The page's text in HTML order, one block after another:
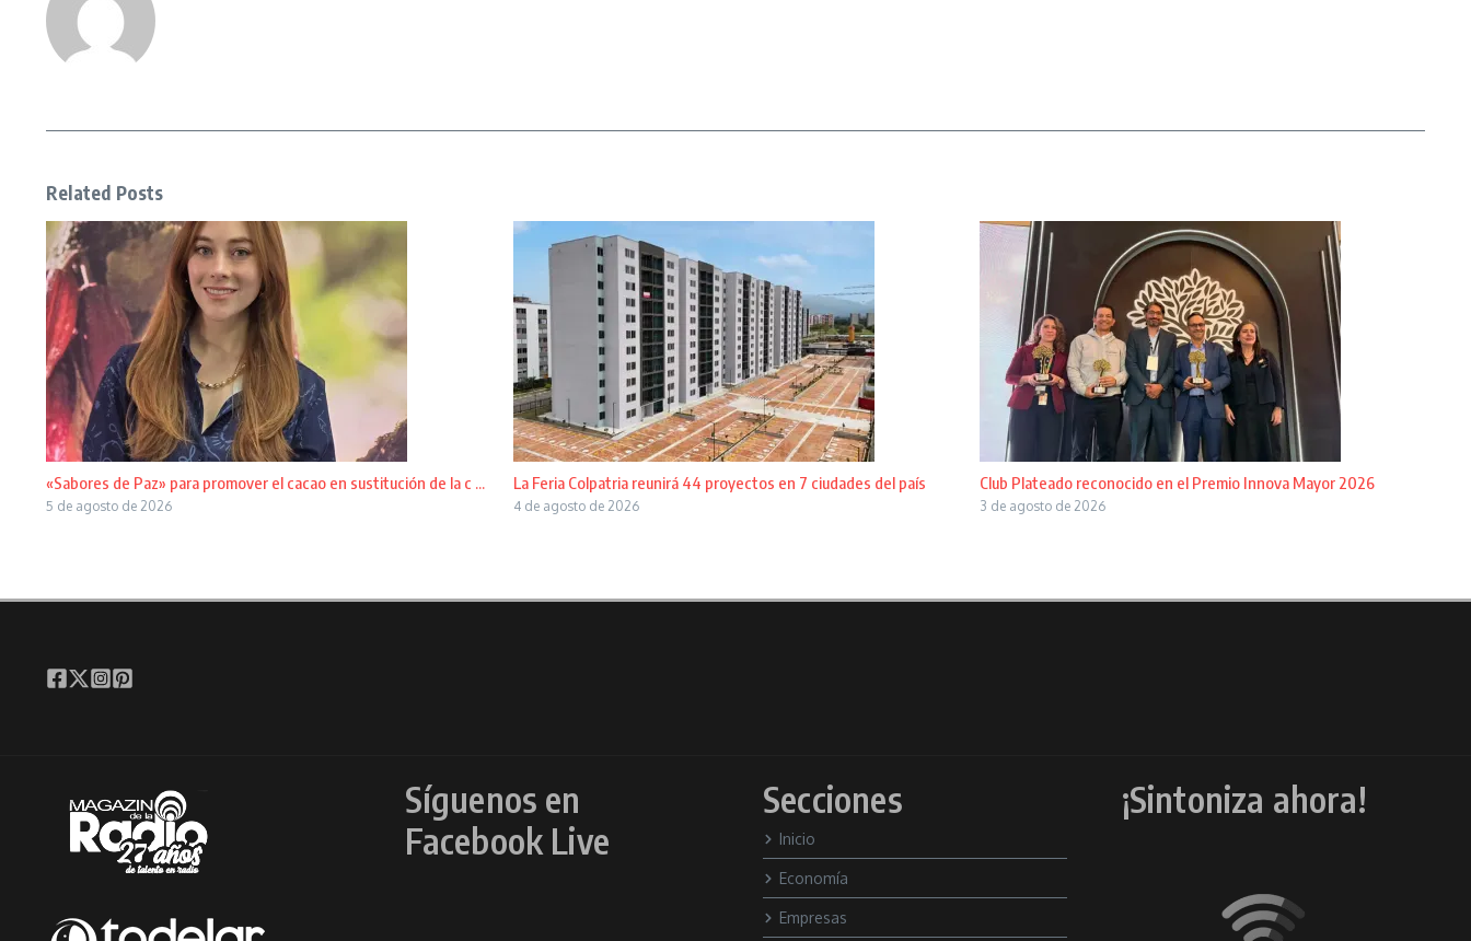
Related Posts
«Sabores de Paz» para promover el cacao en sustitución de la c ...
5 de agosto de 2026
La Feria Colpatria reunirá 44 proyectos en 7 ciudades del país
4 de agosto de 2026
Club Plateado reconocido en el Premio Innova Mayor 2026
3 de agosto de 2026
Síguenos en
Facebook Live
Secciones
Inicio
Economía
Empresas
¡Sintoniza ahora!